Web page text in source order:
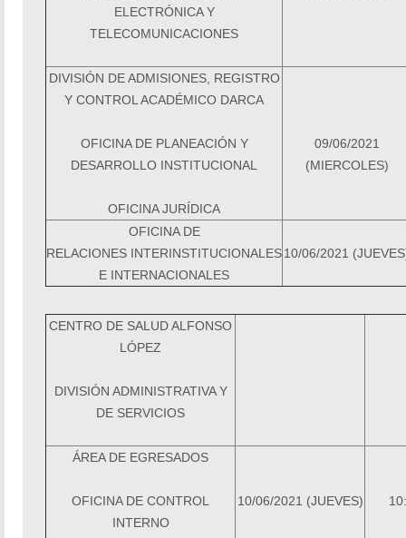
ELECTRÓNICA Y
TELECOMUNICACIONES
DIVISIÓN DE ADMISIONES, REGISTRO
Y CONTROL ACADÉMICO DARCA
OFICINA DE PLANEACIÓN Y
DESARROLLO INSTITUCIONAL
OFICINA JURÍDICA
09/06/2021
(MIERCOLES)
OFICINA DE
RELACIONES INTERINSTITUCIONALES
E INTERNACIONALES
10/06/2021
CENTRO DE SALUD ALFONSO
LÓPEZ
DIVISIÓN ADMINISTRATIVA Y
DE SERVICIOS
ÁREA DE EGRESADOS
OFICINA DE CONTROL
INTERNO
10/06/2021 (JUEVES)